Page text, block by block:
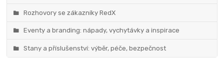
Rozhovory se zákazníky RedX
Eventy a branding: nápady, vychytávky a inspirace
Stany a příslušenství: výběr, péče, bezpečnost